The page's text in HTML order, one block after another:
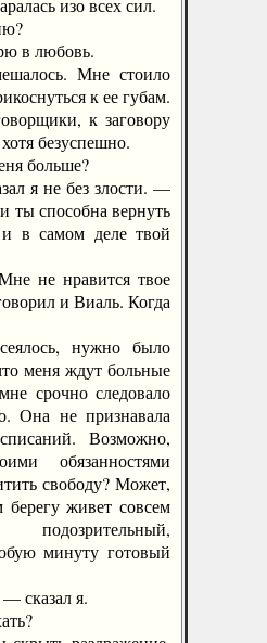
изо всех сил.
в любовь.
Мне стоило
к ее губам.
к заговору
безуспешно.
больше?
я не без злости. —
ты способна вернуть
в самом деле твой
не нравится твое
и Виаль. Когда
нужно было
меня ждут больные
срочно следовало
Она не признавала
Возможно,
обязанностями
свободу? Может,
берегу живет совсем
минуту готовый
сказал я.